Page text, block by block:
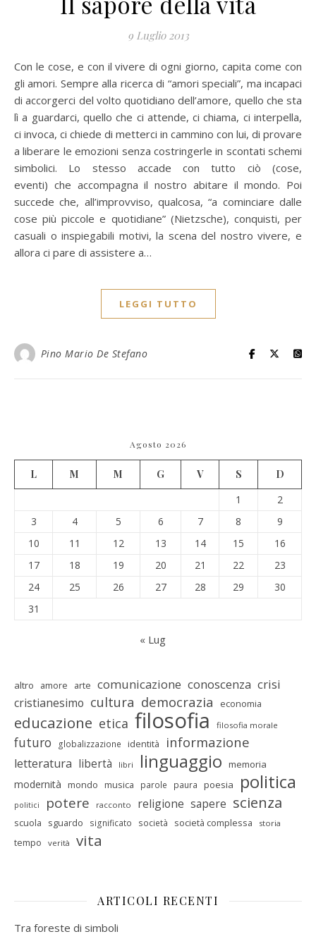
9 Luglio 2013
Con le cose, e con il vivere di ogni giorno, capita come con
gli amori. Sempre alla ricerca di “amori speciali”, ma incapaci
di accorgerci del volto quotidiano dell’amore, quello che sta
lì a guardarci, quello che ci attende, ci chiama, ci interpella,
ci invoca, ci chiede di metterci in cammino con lui, di provare
a liberare le emozioni senza costringerle in scontati schemi
simbolici. Lo stesso accade con tutto ciò (cose,
eventi) che accompagna il nostro abitare il mondo. Poi
succede che, all’improvviso, qualcosa, “a cominciare dalle
cose più piccole e quotidiane” (Nietzsche), conquisti, per
casuali o inspiegabili motivi, la scena del nostro vivere, e
allora ci pare di assistere a…
LEGGI TUTTO
Pino Mario De Stefano
Agosto 2026
L M M G V S
D
1
2
3
4 5 6 7 8
9
10
11 12 13 14 15
16
17
18 19 20 21 22
23
24
25 26 27 28 29
30
31
« Lug
altro amore arte comunicazione conoscenza crisi
cristianesimo cultura democrazia economia
educazione etica filosofia filosofia morale
futuro globalizzazione identità informazione
letteratura libertà libri linguaggio memoria
modernità mondo musica parole paura poesia politica
politici potere racconto religione sapere scienza
scuola sguardo significato società società complessa storia
tempo verità vita
ARTICOLI RECENTI
Tra foreste di simboli